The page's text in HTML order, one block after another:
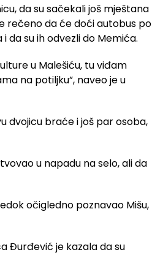
da su sačekali još mještana
rečeno da će doći autobus po
da su ih odvezli do Memića.
u Malešiću, tu viđam
na potiljku”, naveo je u
dvojicu braće i još par osoba,
u napadu na selo, ali da
očigledno poznavao Mišu,
Đurđević je kazala da su